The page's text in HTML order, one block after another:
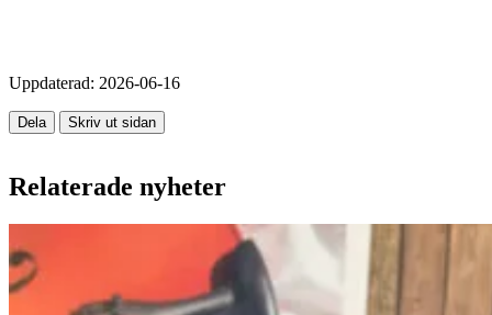
Uppdaterad: 2026-06-16
Dela Skriv ut sidan
Relaterade nyheter